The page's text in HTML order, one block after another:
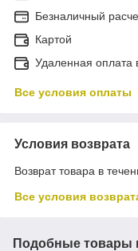
Безналичный
Картой
Удаленная оплата
Все условия оплаты
Условия возврата
Возврат товара в
Все условия
Подобные товары